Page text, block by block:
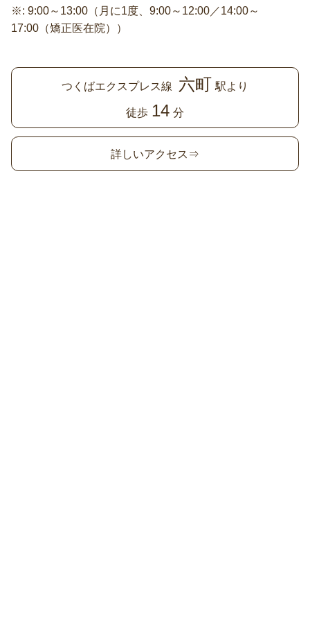
※: 9:00～13:00（月に1度、9:00～12:00／14:00～
17:00（矯正医在院））
つくばエクスプレス線 六町 駅より
徒歩 14 分
詳しいアクセス⇒